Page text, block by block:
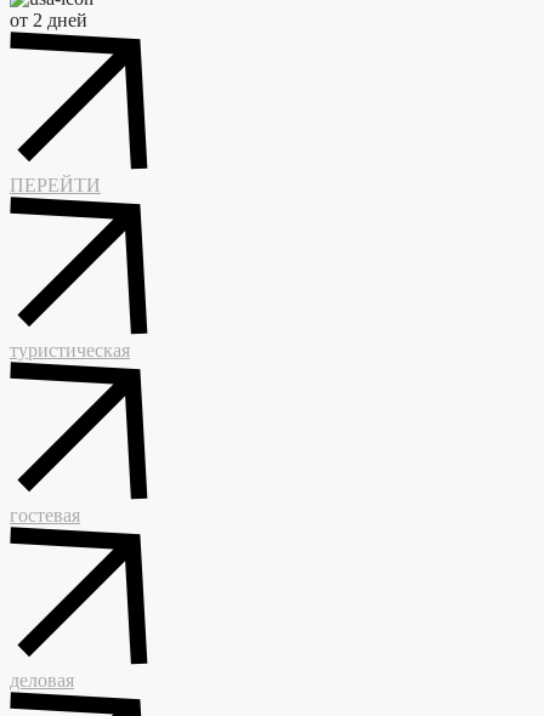
от 2 дней
ПЕРЕЙТИ
туристическая
гостевая
деловая